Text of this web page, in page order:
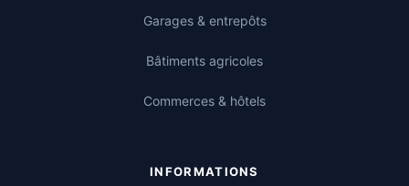
Garages & entrepôts
Bâtiments agricoles
Commerces & hôtels
INFORMATIONS